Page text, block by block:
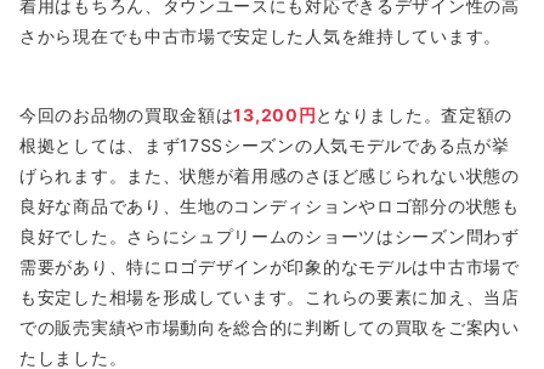
着用はもちろん、タウンユースにも対応できるデザイン性の高
さから現在でも中古市場で安定した人気を維持しています。
今回のお品物の買取金額は13,200円となりました。査定額の
根拠としては、まず17SSシーズンの人気モデルである点が挙
げられます。また、状態が着用感のさほど感じられない状態の
良好な商品であり、生地のコンディションやロゴ部分の状態も
良好でした。さらにシュプリームのショーツはシーズン問わず
需要があり、特にロゴデザインが印象的なモデルは中古市場で
も安定した相場を形成しています。これらの要素に加え、当店
での販売実績や市場動向を総合的に判断しての買取をご案内い
たしました。